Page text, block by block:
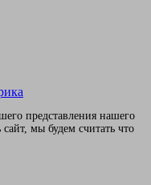
представления нашего
мы будем считать что